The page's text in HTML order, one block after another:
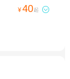
¥40起 